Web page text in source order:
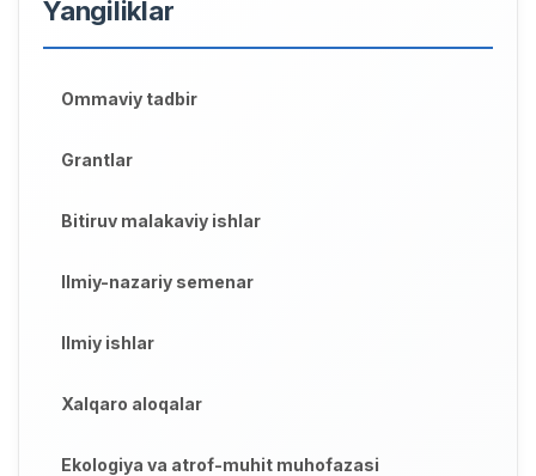
Yangiliklar
Ommaviy tadbir
Grantlar
Bitiruv malakaviy ishlar
Ilmiy-nazariy semenar
Ilmiy ishlar
Xalqaro aloqalar
Ekologiya va atrof-muhit muhofazasi